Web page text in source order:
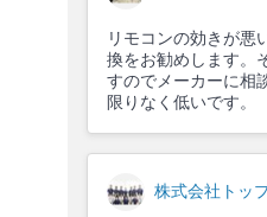
リモコンの効きが悪
換をお勧めします。
すのでメーカーに相
限りなく低いです。
株式会社トッ